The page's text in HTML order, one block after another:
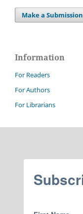
Make a Submission
Information
For Readers
For Authors
For Librarians